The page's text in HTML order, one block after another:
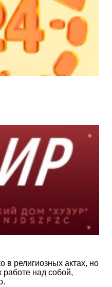
в религиозных актах, но
работе над собой,